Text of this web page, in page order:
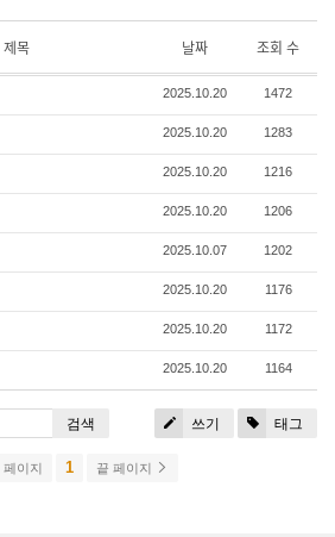
제목 날짜 조회 수
2025.10.20 1472
2025.10.20 1283
2025.10.20 1216
2025.10.20 1206
2025.10.07 1202
2025.10.20 1176
2025.10.20 1172
2025.10.20 1164
쓰기 태그
검색
페이지 1 끝 페이지